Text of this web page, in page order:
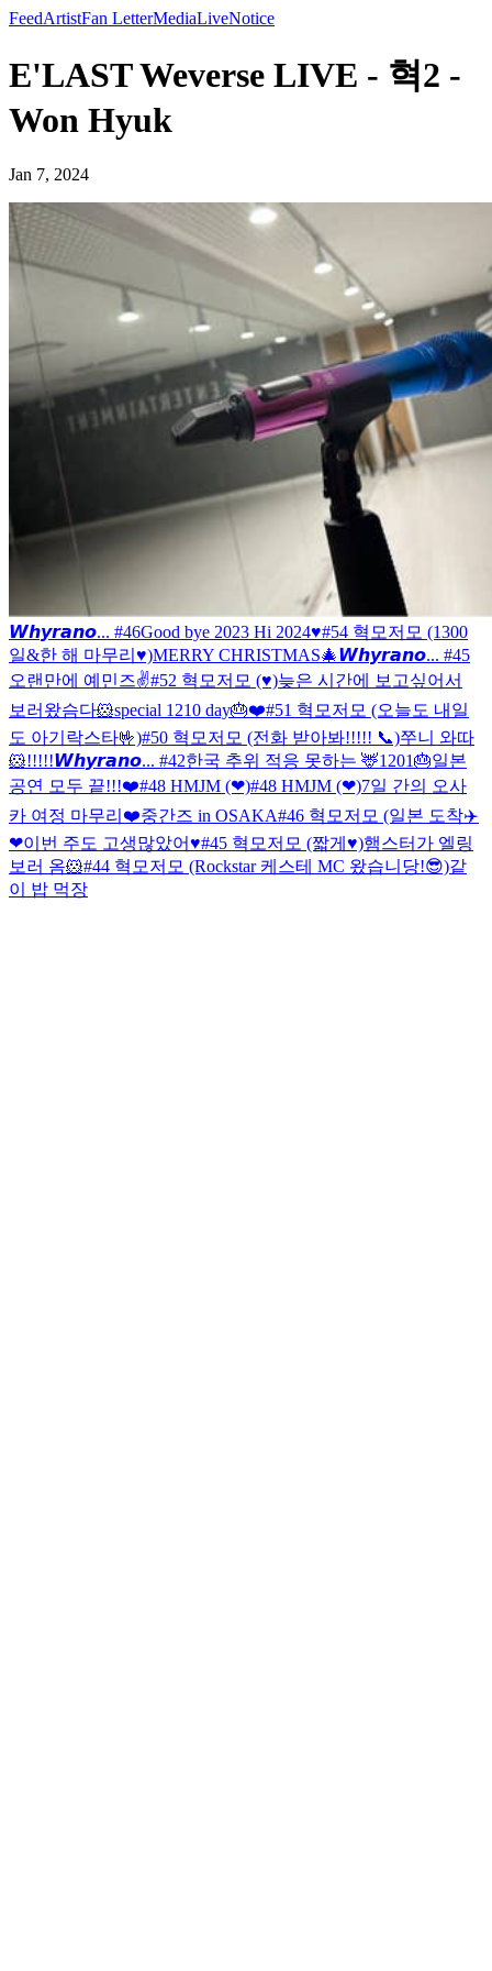
FeedArtistFan LetterMediaLiveNotice
E'LAST Weverse LIVE - 혁2 -
Won Hyuk
Jan 7, 2024
𝙒𝙝𝙮𝙧𝙖𝙣𝙤... #46Good bye 2023 Hi 2024♥#54 혁모저모 (1300
일&한 해 마무리♥)MERRY CHRISTMAS🎄𝙒𝙝𝙮𝙧𝙖𝙣𝙤... #45
오랜만에 예민즈✌️#52 혁모저모 (♥)늦은 시간에 보고싶어서
보러왔슴다🐹special 1210 day🎂❤️#51 혁모저모 (오늘도 내일
도 아기락스타🤟)#50 혁모저모 (전화 받아봐!!!!! 📞)쭈니 와따
🐹!!!!!𝙒𝙝𝙮𝙧𝙖𝙣𝙤... #42한국 추위 적응 못하는 🦌1201🎂일본
공연 모두 끝!!!❤️#48 HMJM (❤)#48 HMJM (❤)7일 간의 오사
카 여정 마무리❤️중간즈 in OSAKA#46 혁모저모 (일본 도착✈️
❤이번 주도 고생많았어♥#45 혁모저모 (짧게♥)햄스터가 엘링
보러 옴🐹#44 혁모저모 (Rockstar 케스테 MC 왔습니당!😎)같
이 밥 먹장